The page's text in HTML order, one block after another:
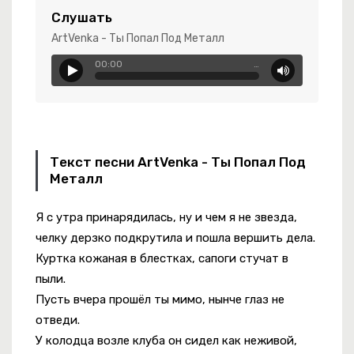
Слушать
ArtVenka - Ты Попал Под Металл
00:00 …
Текст песни ArtVenka - Ты Попал Под
Металл
Я с утра принарядилась, ну и чем я не звезда,
челку дерзко подкрутила и пошла вершить дела.
Куртка кожаная в блестках, сапоги стучат в
пыли.
Пусть вчера прошёл ты мимо, нынче глаз не
отведи.
У колодца возле клуба он сидел как неживой,
Ловзарга